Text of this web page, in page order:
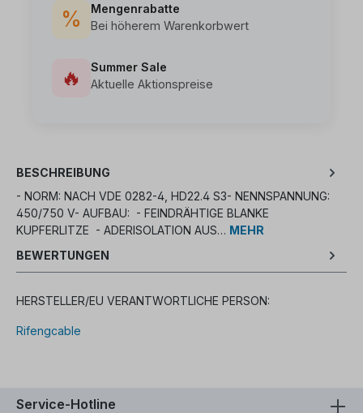
%
Mengenrabatte
Bei höherem Warenkorbwert
🔥
Summer Sale
Aktuelle Aktionspreise
BESCHREIBUNG
- NORM: NACH VDE 0282-4, HD22.4 S3- NENNSPANNUNG:
450/750 V- AUFBAU: - FEINDRÄHTIGE BLANKE
KUPFERLITZE - ADERISOLATION AUS… MEHR
BEWERTUNGEN
HERSTELLER/EU VERANTWORTLICHE PERSON:
Rifengcable
Service-Hotline